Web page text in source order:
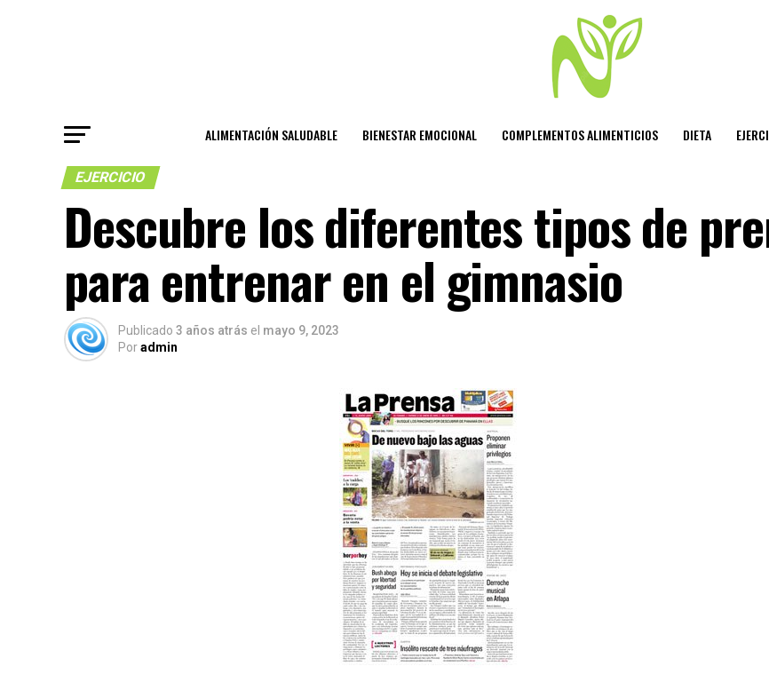
ALIMENTACIÓN SALUDABLE BIENESTAR EMOCIONAL COMPLEMENTOS ALIMENTICIOS DIETA
EJERCICIO
Descubre los diferentes tipos de
para entrenar en el gimnasio
Publicado 3 años atrás el mayo 9, 2023
Poradmin